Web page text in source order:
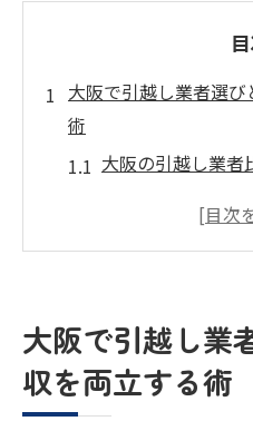
大阪で引越し業者選
術
大阪の引越し業者
引越し業者選び
イント
不用品回収が同時
力とは
大阪で引越し業
収を両立する術